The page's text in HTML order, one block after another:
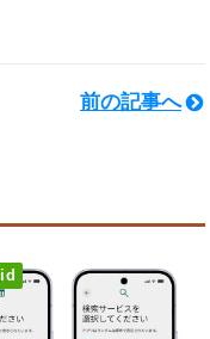
前の記事へ